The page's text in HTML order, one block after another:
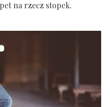
na rzecz stopek.